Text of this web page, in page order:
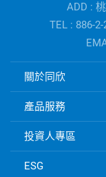
訊
ADD :
TEL : 886-
子
速
關於同欣
產品服務
投資人專區
ESG